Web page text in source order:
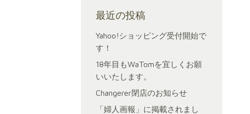
最近の投稿
Yahoo!ショッピング受付開始で
す！
18年目もWaTomを宜しくお願
いいたします。
Changerer閉店のお知らせ
「婦人画報」に掲載されまし